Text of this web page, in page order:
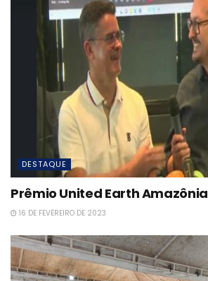
DESTAQUE
Prêmio United Earth Amazônia
16 DE FEVEREIRO DE 2023